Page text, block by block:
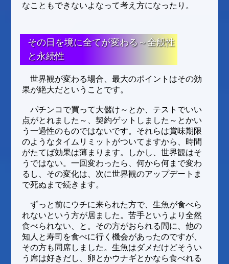
なこともできないよなって考え方になったり。
その日を境に全てが変わる～全般性
と永続性
世界観が変わる場合、最大のポイントはその効
果が絶大だということです。
パチンコで買って大儲け～とか、テストでいい
点がとれました～、契約ゲットしました～とかい
う一過性のものではないです。それらは賞味期限
のようなタイムリミットがついてますから、時間
がたてば効果は薄まります。しかし、世界観はそ
うではない。一回変わったら、何から何まで変わ
るし、その変化は、次に世界観のアップデートま
で死ぬまで続きます。
ずっと前にウチに来られた方で、生魚が食べら
れないという方が居ました。苦手というより全然
食べられない、と。その方がおられる間に、他の
知人と寿司を食べに行く機会があったのですが、
その方も同席しました。生魚はダメだけどそうい
う席は好きだし、卵とかウナギとかなら食べれる